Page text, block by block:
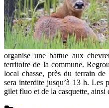
organise une battue aux
territoire de la commune.
local chasse, près du terrain
sera interdite jusqu’à 13 h. Les
gilet fluo et de la casquette, ainsi